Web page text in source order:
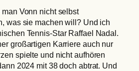
Vonn nicht selbst
was sie machen will? Und ich
Tennis-Star Raffael Nadal.
großartigen Karriere auch nur
spielte und nicht aufhören
2024 mit 38 doch abtrat. Und